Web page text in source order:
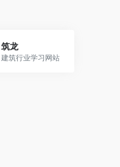
筑龙
建筑行业学习网站